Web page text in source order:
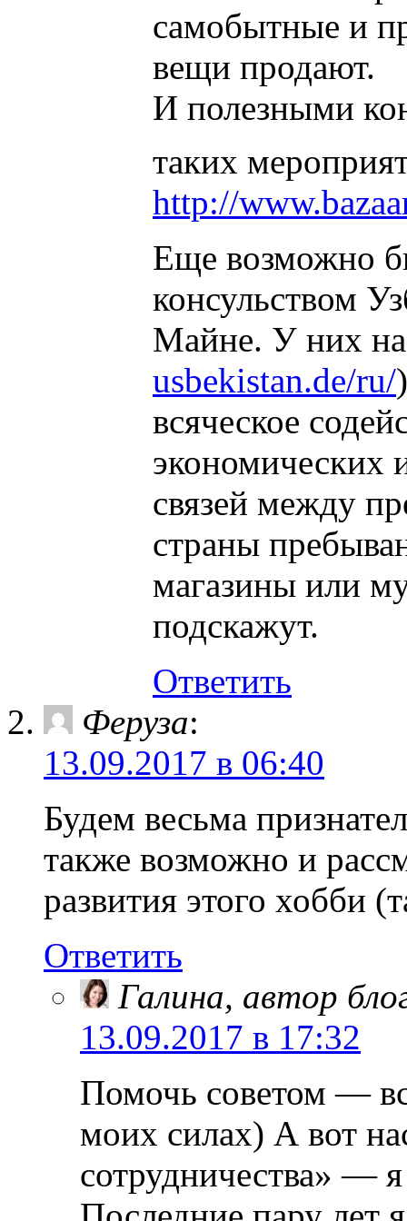
самобытные и
вещи продают.
И полезными
таких
http://
Еще возможно
консульством
Майне. У них на
usbekistan.de/ru/
всяческое
экономических
связей между
страны
магазины или
подскажут.
Ответить
Феруза:
13.09.2017 в 06:40
Будем весьма
также возможно и
развития этого хобби
Ответить
Галина, автор
13.09.2017 в 17:32
Помочь советом —
моих силах) А вот
сотрудничества» —